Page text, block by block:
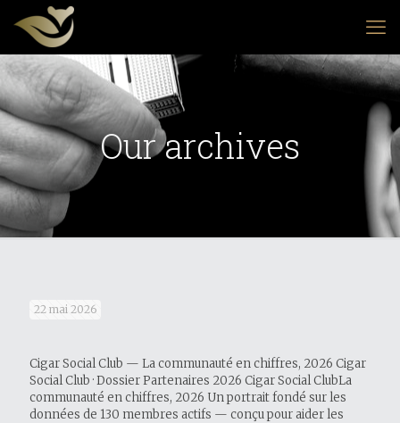
Our archives
22 mai 2026
Cigar Social Club — La communauté en chiffres, 2026 Cigar
Social Club · Dossier Partenaires 2026 Cigar Social ClubLa
communauté en chiffres, 2026 Un portrait fondé sur les
données de 130 membres actifs — conçu pour aider les